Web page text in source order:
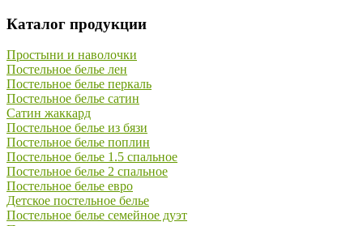
Каталог продукции
Простыни и наволочки
Постельное белье лен
Постельное белье перкаль
Постельное белье сатин
Сатин жаккард
Постельное белье из бязи
Постельное белье поплин
Постельное белье 1.5 спальное
Постельное белье 2 спальное
Постельное белье евро
Детское постельное белье
Постельное белье семейное дуэт